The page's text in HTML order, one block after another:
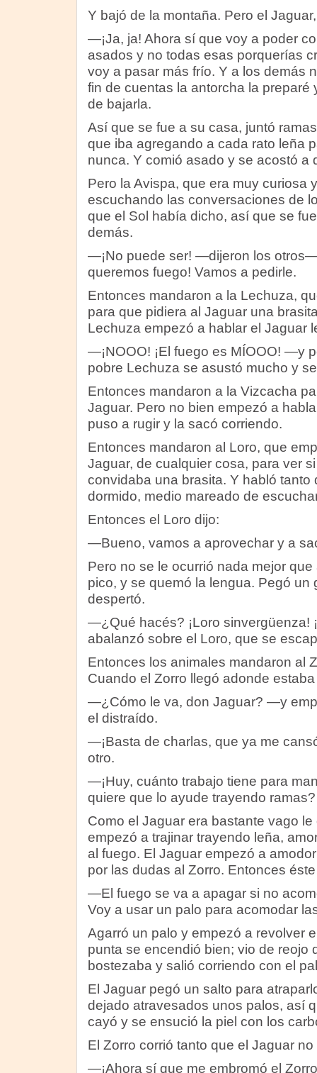
Y bajó de la montaña. Pero el
—¡Ja, ja! Ahora sí que voy a poder
asados y no todas esas porquerías
voy a pasar más frío. Y a los demás
fin de cuentas la antorcha la preparé
de bajarla.
Así que se fue a su casa, juntó
que iba agregando a cada rato leña
nunca. Y comió asado y se acostó a
Pero la Avispa, que era muy curiosa
escuchando las conversaciones de
que el Sol había dicho, así que se
demás.
—¡No puede ser! —dijeron los
queremos fuego! Vamos a pedirle.
Entonces mandaron a la Lechuza,
para que pidiera al Jaguar una
Lechuza empezó a hablar el Jaguar
—¡NOOO! ¡El fuego es MÍOOO! —y
pobre Lechuza se asustó mucho y
Entonces mandaron a la Vizcacha
Jaguar. Pero no bien empezó a
puso a rugir y la sacó corriendo.
Entonces mandaron al Loro, que
Jaguar, de cualquier cosa, para ver
convidaba una brasita. Y habló tanto
dormido, medio mareado de
Entonces el Loro dijo:
—Bueno, vamos a aprovechar y a
Pero no se le ocurrió nada mejor
pico, y se quemó la lengua. Pegó un
despertó.
—¿Qué hacés? ¡Loro sinvergüenza!
abalanzó sobre el Loro, que se
Entonces los animales mandaron al
Cuando el Zorro llegó adonde
—¿Cómo le va, don Jaguar? —y
el distraído.
—¡Basta de charlas, que ya me
otro.
—¡Huy, cuánto trabajo tiene para
quiere que lo ayude trayendo ramas?
Como el Jaguar era bastante vago
empezó a trajinar trayendo leña,
al fuego. El Jaguar empezó a
por las dudas al Zorro. Entonces
—El fuego se va a apagar si no
Voy a usar un palo para acomodar
Agarró un palo y empezó a revolver
punta se encendió bien; vio de reojo
bostezaba y salió corriendo con el
El Jaguar pegó un salto para
dejado atravesados unos palos, así
cayó y se ensució la piel con los
El Zorro corrió tanto que el Jaguar
—¡Ahora sí que me embromó el